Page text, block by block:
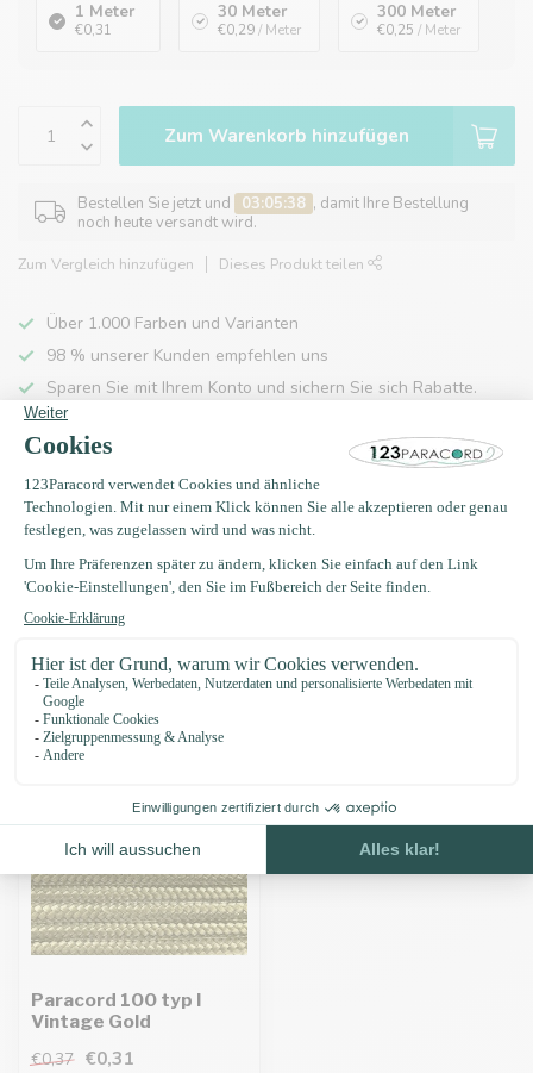
1 Meter
€0,31
30 Meter
€0,29/ Meter
300 Meter
€0,25 / Meter
Zum Warenkorb hinzufügen
Bestellen Sie jetzt und 03:05:38 , damit Ihre Bestellung
noch heute versandt wird.
Zum Vergleich hinzufügen Dieses Produkt teilen
Über 1.000 Farben und Varianten
98 % unserer Kunden empfehlen uns
Sparen Sie mit Ihrem Konto und sichern Sie sich Rabatte.
Kostenlose Lieferung nach Hause ab 150 €
Produktbeschreibung
Eigenschaften
Zuletzt angesehen
-16%
Paracord 100 typ I
Vintage Gold
€0,37 €0,31